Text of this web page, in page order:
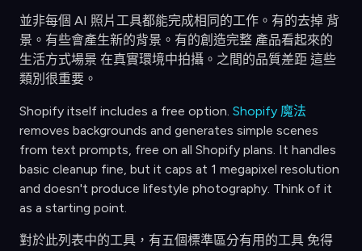
並非每個 AI 照片工具都能完成相同的工作。有的去掉 背
景。有些會產生新的背景。有的創造完整 產品看起來的
生活方式場景 在真實環境中拍攝。之間的品質差距 這些
類別很重要。
Shopify itself includes a free option. Shopify 魔法
removes backgrounds and generates simple scenes
from text prompts, free on all Shopify plans. It handles
basic cleanup fine, but it caps at 1 megapixel resolution
and doesn't produce lifestyle photography. Think of it
as a starting point.
對於此列表中的工具，有五個標準區分有用的工具 免得